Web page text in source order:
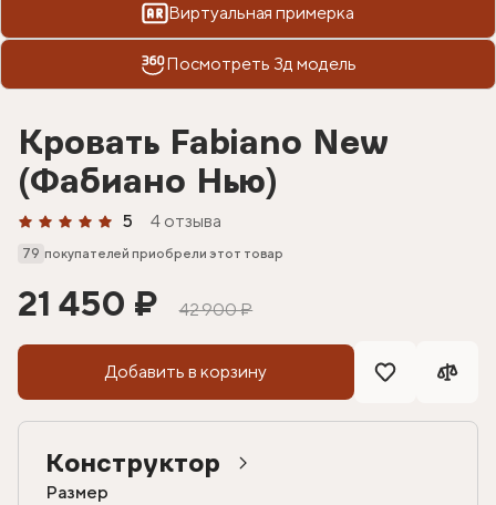
Виртуальная примерка
Посмотреть 3д модель
Кровать Fabiano New
(Фабиано Нью)
5 4 отзыва
79 покупателей приобрели этот товар
21 450 ₽ 42 900 ₽
Добавить в корзину
Конструктор
Размер